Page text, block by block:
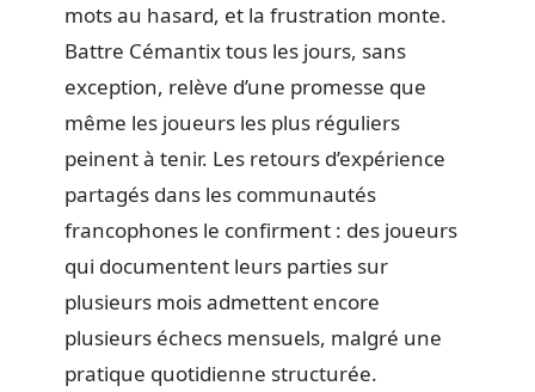
mots au hasard, et la frustration monte.
Battre Cémantix tous les jours, sans
exception, relève d’une promesse que
même les joueurs les plus réguliers
peinent à tenir. Les retours d’expérience
partagés dans les communautés
francophones le confirment : des joueurs
qui documentent leurs parties sur
plusieurs mois admettent encore
plusieurs échecs mensuels, malgré une
pratique quotidienne structurée.